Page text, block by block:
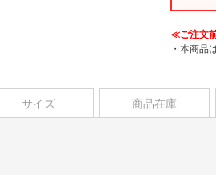
≪ご注文
・本商品
サイズ 商品在庫